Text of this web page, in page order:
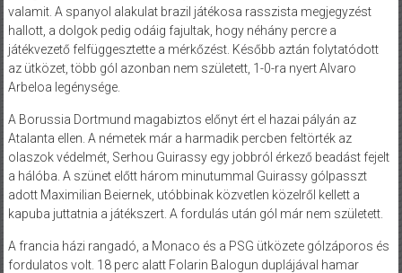
valamit. A spanyol alakulat brazil játékosa rasszista megjegyzést
hallott, a dolgok pedig odáig fajultak, hogy néhány percre a
játékvezető felfüggesztette a mérkőzést. Később aztán folytatódott
az ütközet, több gól azonban nem született, 1-0-ra nyert Alvaro
Arbeloa legénysége.
A Borussia Dortmund magabiztos előnyt ért el hazai pályán az
Atalanta ellen. A németek már a harmadik percben feltörték az
olaszok védelmét, Serhou Guirassy egy jobbról érkező beadást fejelt
a hálóba. A szünet előtt három minutummal Guirassy gólpasszt
adott Maximilian Beiernek, utóbbinak közvetlen közelről kellett a
kapuba juttatnia a játékszert. A fordulás után gól már nem született.
A francia házi rangadó, a Monaco és a PSG ütközete gólzáporos és
fordulatos volt. 18 perc alatt Folarin Balogun duplájával hamar